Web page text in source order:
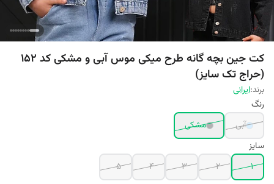
کت جین بچه گانه طرح میکی موس آبی و مشکی کد 152
(حراج تک سایز)
برند:ایرانی
رنگ
آبی
مشکی
سایز
1
2
3
4
5